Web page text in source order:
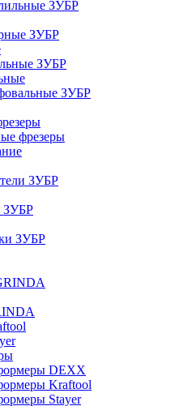
ЗУБР
ЗУБР
ЗУБР
ЗУБР
фрезеры
ЗУБР
ЗУБР
ЗУБР
DEXX
Kraftool
Stayer